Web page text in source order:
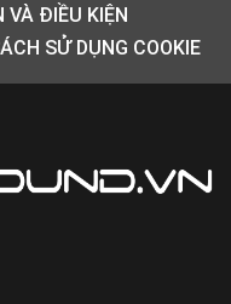
VÀ ĐIỀU KIỆN
SỬ DỤNG COOKIE